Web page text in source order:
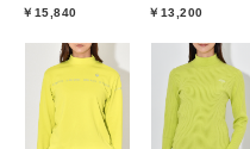
￥15,840
￥13,200